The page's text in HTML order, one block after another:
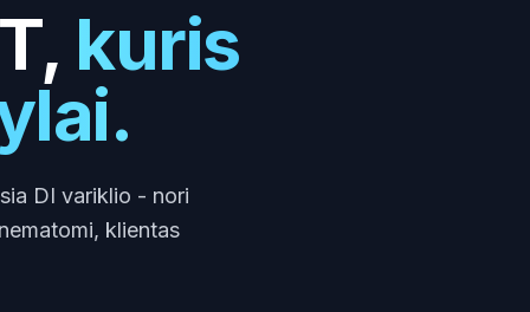
kuris
DI variklio - nori
klientas